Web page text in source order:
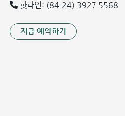
핫라인: (84-24) 3927 5568
지금 예약하기